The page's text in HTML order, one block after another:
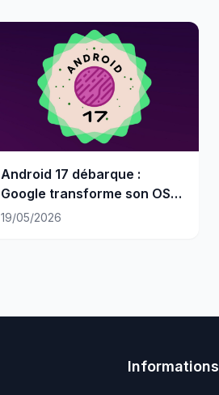
Android 17 débarque :
Google transforme son OS
en système d'intelligence
19/05/2026
Informations